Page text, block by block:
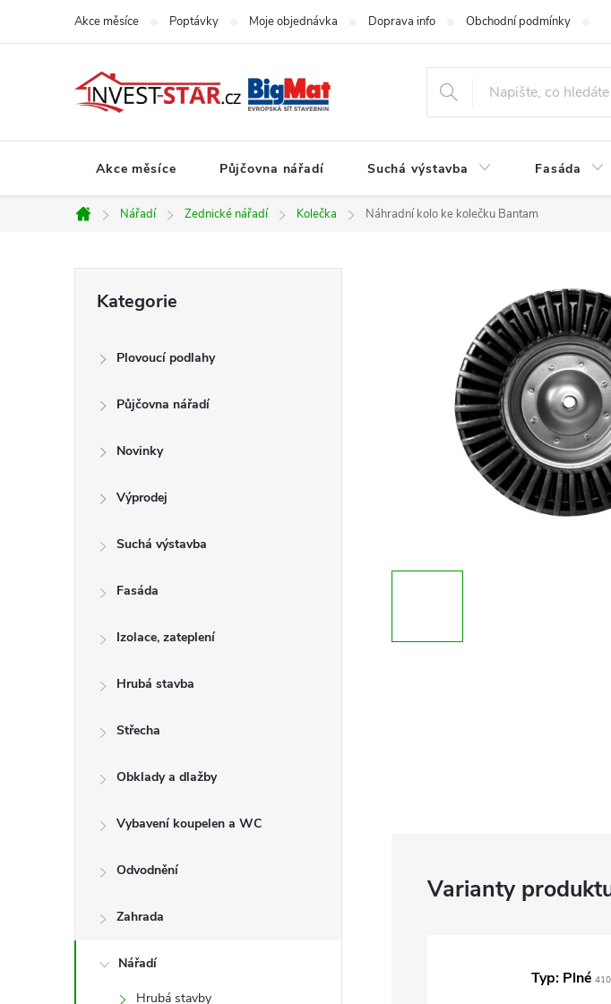
Akce měsíce Poptávky Moje objednávka Doprava info Obchodní podmínky
Akce měsíce Půjčovna nářadí Suchá výstavba Fasáda
Domů
Nářadí Zednické nářadí Kolečka Náhradní kolo ke kolečku Bantam
kategorie
Kategorie
Plovoucí podlahy
Půjčovna nářadí
Novinky
Výprodej
Suchá výstavba
Fasáda
Izolace, zateplení
Hrubá stavba
Střecha
Obklady a dlažby
Vybavení koupelen a WC
Odvodnění
Zahrada
Nářadí
Hrubá stavby
Typ: Plné